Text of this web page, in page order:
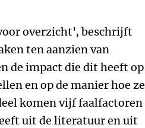
overzicht', beschrijft
ten aanzien van
de impact die dit heeft op
en op de manier hoe ze
komen vijf faalfactoren
uit de literatuur en uit